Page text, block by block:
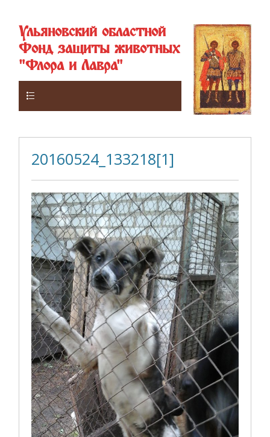
Ульяновский областной
Фонд защиты животных
"Флора и Лавра"
20160524_133218[1]